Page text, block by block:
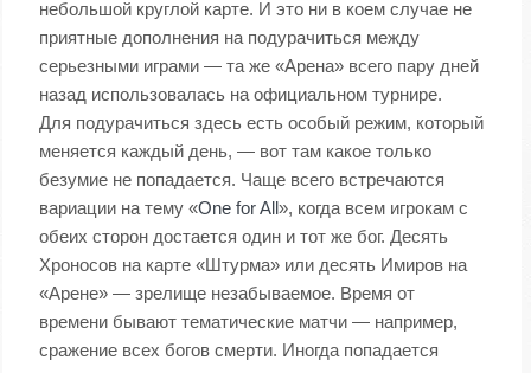
небольшой круглой карте. И это ни в коем случае не
приятные дополнения на подурачиться между
серьезными играми — та же «Арена» всего пару дней
назад использовалась на официальном турнире.
Для подурачиться здесь есть особый режим, который
меняется каждый день, — вот там какое только
безумие не попадается. Чаще всего встречаются
вариации на тему «One for All», когда всем игрокам с
обеих сторон достается один и тот же бог. Десять
Хроносов на карте «Штурма» или десять Имиров на
«Арене» — зрелище незабываемое. Время от
времени бывают тематические матчи — например,
сражение всех богов смерти. Иногда попадается